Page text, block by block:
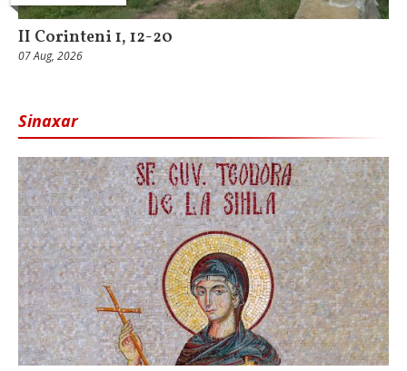
II Corinteni 1, 12-20
07 Aug, 2026
Sinaxar